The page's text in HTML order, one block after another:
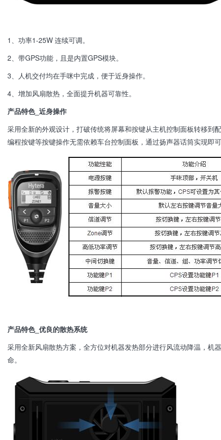
1、功率1-25W 连续可调。
2、带GPS功能，且是内置GPS模块。
3、人机交付均在手咪中完成，便于近身操作。
4、增加风扇散热，全面提升机器可靠性。
产品特色_ 近身操作
采用全新的外观设计，打破传统将屏幕和按键从主机控制面板转移到
编程按键等按键操作无需依赖车台控制面板，通过扬声器话筒实现即
产品特色_优良的散热系统
采用全新风扇散热方案，全方位对机器发热部分进行风流动降温，机
命。